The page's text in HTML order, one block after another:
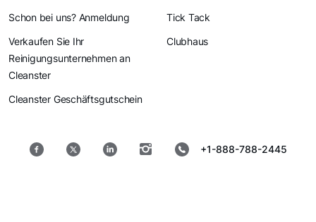
Schon bei uns? Anmeldung
Verkaufen Sie Ihr
Reinigungsunternehmen an
Cleanster
Cleanster Geschäftsgutschein
Tick Tack
Clubhaus
+1-888-788-2445